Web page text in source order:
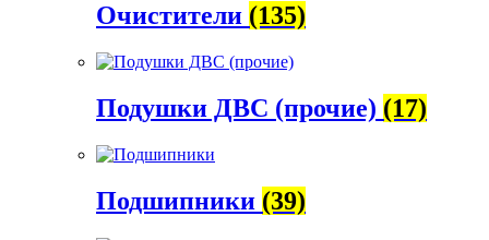
Очистители (135)
Подушки ДВС (прочие) (17)
Подшипники (39)